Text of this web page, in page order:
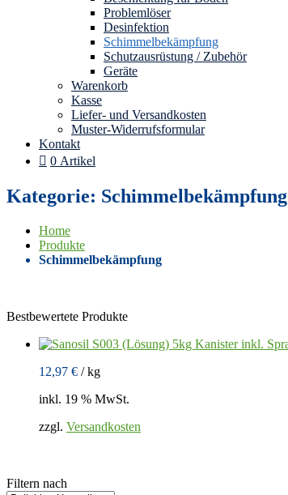
Problemlöser
Desinfektion
Schimmelbekämpfung
Schutzausrüstung / Zubehör
Geräte
Warenkorb
Kasse
Liefer- und Versandkosten
Muster-Widerrufsformular
Kontakt
0 Artikel
Kategorie: Schimmelbekämpfung
Home
Produkte
Schimmelbekämpfung
Bestbewertete Produkte
12,97 € /kg
inkl. 19 % MwSt.
zzgl. Versandkosten
Filtern nach